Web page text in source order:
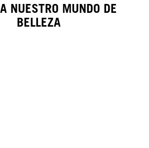
NUESTRO MUNDO DE
BELLEZA